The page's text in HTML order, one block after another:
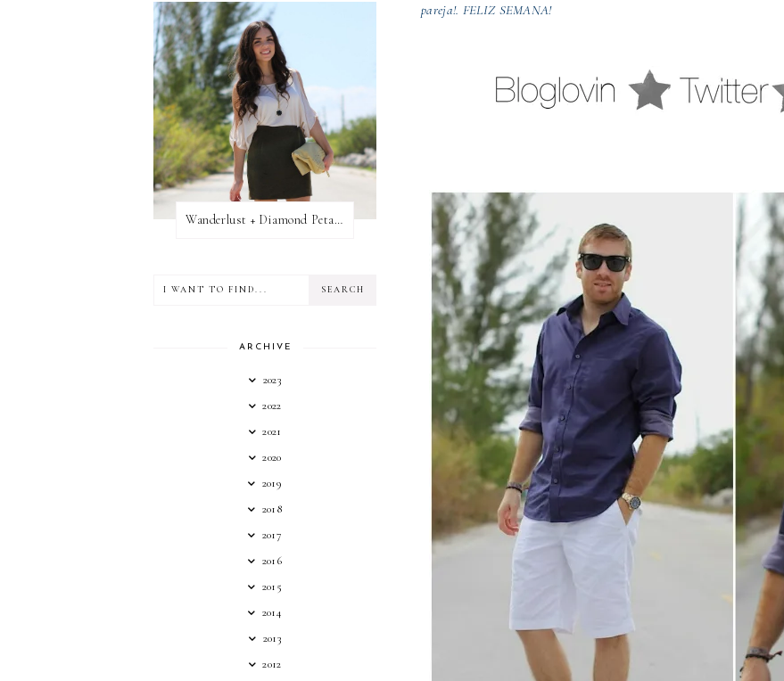
pareja!. FELIZ SEMANA!
Wanderlust + Diamond Petal Giveaway
ARCHIVE
2023
2022
2021
2020
2019
2018
2017
2016
2015
2014
2013
2012